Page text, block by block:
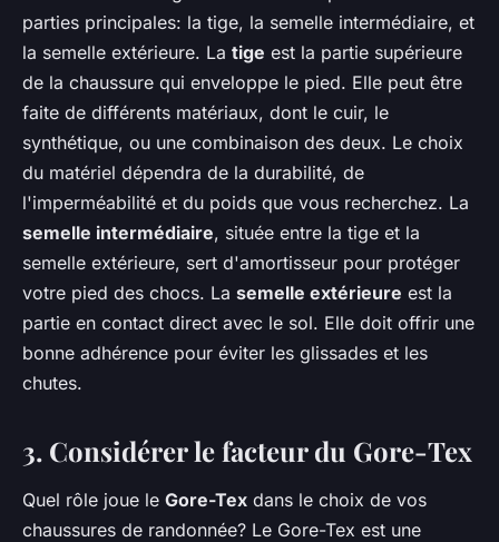
parties principales: la tige, la semelle intermédiaire, et
la semelle extérieure. La tige est la partie supérieure
de la chaussure qui enveloppe le pied. Elle peut être
faite de différents matériaux, dont le cuir, le
synthétique, ou une combinaison des deux. Le choix
du matériel dépendra de la durabilité, de
l'imperméabilité et du poids que vous recherchez. La
semelle intermédiaire, située entre la tige et la
semelle extérieure, sert d'amortisseur pour protéger
votre pied des chocs. La semelle extérieure est la
partie en contact direct avec le sol. Elle doit offrir une
bonne adhérence pour éviter les glissades et les
chutes.
3. Considérer le facteur du Gore-Tex
Quel rôle joue le Gore-Tex dans le choix de vos
chaussures de randonnée? Le Gore-Tex est une